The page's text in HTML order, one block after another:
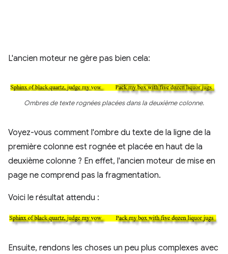
L'ancien moteur ne gère pas bien cela:
Ombres de texte rognées placées dans la deuxième colonne.
Voyez-vous comment l'ombre du texte de la ligne de la
première colonne est rognée et placée en haut de la
deuxième colonne ? En effet, l'ancien moteur de mise en
page ne comprend pas la fragmentation.
Voici le résultat attendu :
Ensuite, rendons les choses un peu plus complexes avec